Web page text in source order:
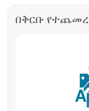
በቅርቡ የተጨመረ